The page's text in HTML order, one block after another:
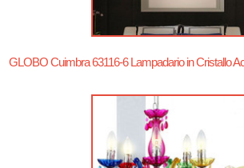
GLOBO Cuimbra 63116-6 Lampadario in Cristallo